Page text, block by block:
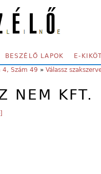
BESZÉLŐ LAPOK E-
4, Szám 49 » Válassz
NEM KFT.